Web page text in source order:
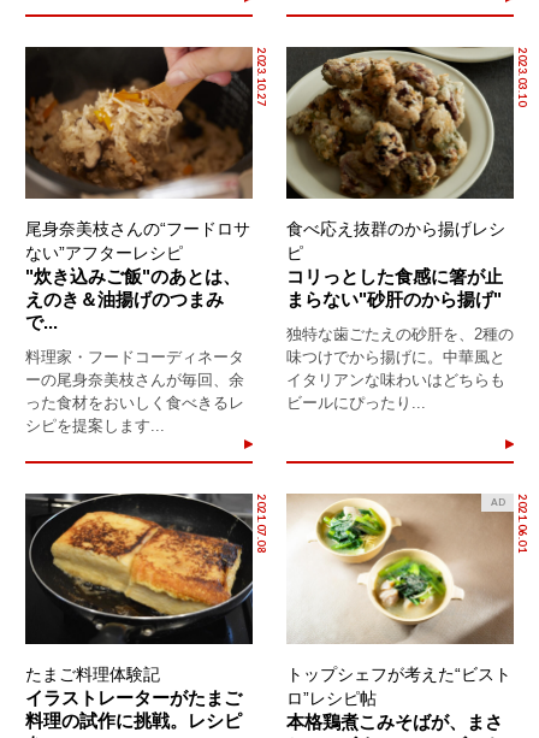
2023.10.27
尾身奈美枝さんの“フードロサ
ない”アフターレシピ
"炊き込みご飯"のあとは、
えのき＆油揚げのつまみ
で...
料理家・フードコーディネータ
ーの尾身奈美枝さんが毎回、余
った食材をおいしく食べきるレ
シピを提案します...
2023.03.10
食べ応え抜群のから揚げレシ
ピ
コリっとした食感に箸が止
まらない"砂肝のから揚げ"
独特な歯ごたえの砂肝を、2種の
味つけでから揚げに。中華風と
イタリアンな味わいはどちらも
ビールにぴったり...
2021.07.08
たまご料理体験記
イラストレーターがたまご
料理の試作に挑戦。レシピ
2021.06.01
AD
トップシェフが考えた“ビスト
ロ”レシピ帖
本格鶏煮こみそばが、まさ